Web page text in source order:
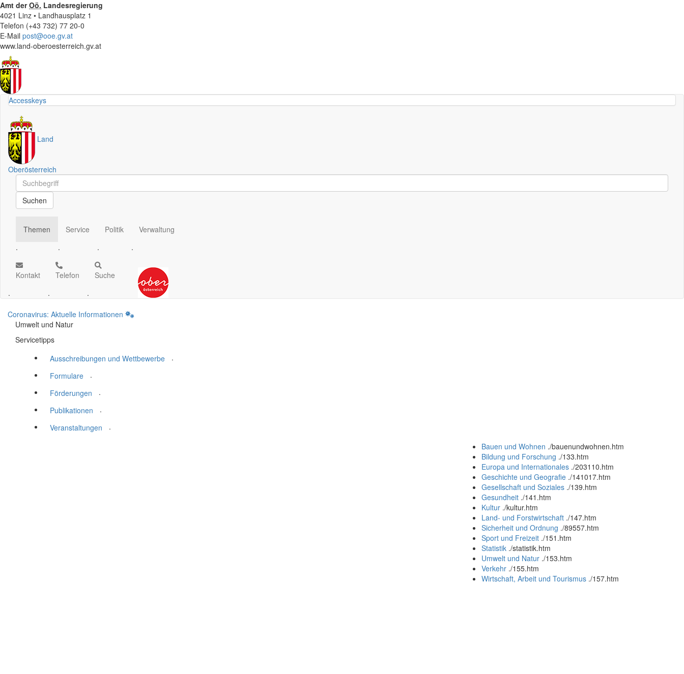
Amt derOö. Landesregierung
4021 Linz • Landhausplatz 1
Telefon (+43 732) 77 20-0
E-Mail post@ooe.gv.at
www.land-oberoesterreich.gv.at
Accesskeys
Land
Oberösterreich
Schnellsuche
Schnellsuche
Suchen
Themen
.
Service
.
Politik
.
Verwaltung
.
Kontakt
.
Telefon
.
Suche
.
Coronavirus: Aktuelle Informationen
Umwelt und Natur
Servicetipps
Ausschreibungen und Wettbewerbe
.
Formulare
.
Förderungen
.
Publikationen
.
Veranstaltungen
.
Bauen und Wohnen ./bauenundwohnen.htm
Bildung und Forschung ./133.htm
Europa und Internationales ./203110.htm
Geschichte und Geografie ./141017.htm
Gesellschaft und Soziales ./139.htm
Gesundheit ./141.htm
Kultur ./kultur.htm
Land- und Forstwirtschaft ./147.htm
Sicherheit und Ordnung ./89557.htm
Sport und Freizeit ./151.htm
Statistik ./statistik.htm
Umwelt und Natur ./153.htm
Verkehr ./155.htm
Wirtschaft, Arbeit und Tourismus ./157.htm